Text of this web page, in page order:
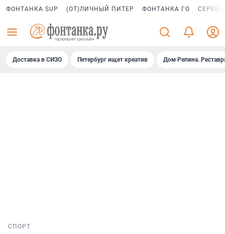
ФОНТАНКА SUP (ОТ)ЛИЧНЫЙ ПИТЕР ФОНТАНКА ГО
Доставка в СИЗО Петербург ищет креатив Дом Репина.
СПОРТ